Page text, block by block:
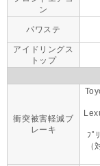
ン
パワステ
アイドリングス
トップ
衝突被害軽減ブ
レーキ
ﾌﾟ